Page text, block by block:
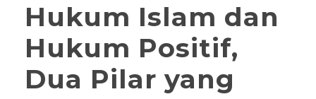
Hukum Islam dan
Hukum Positif,
Dua Pilar yang